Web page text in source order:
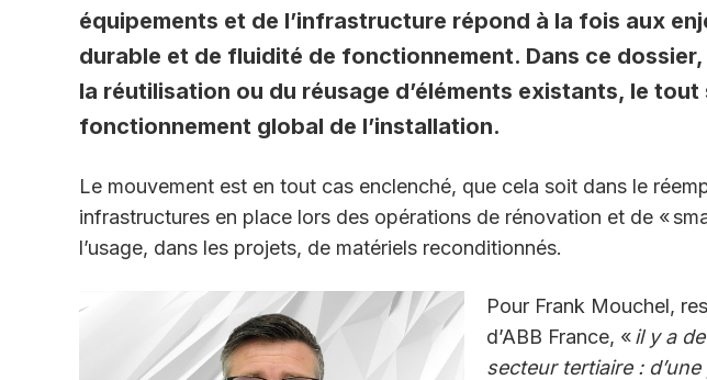
équipements et de l’infrastructure répond à la fois aux
durable et de fluidité de fonctionnement. Dans ce
la réutilisation ou du réusage d’éléments existants, le
fonctionnement global de l’installation.
Le mouvement est en tout cas enclenché, que cela soit dans le
infrastructures en place lors des opérations de rénovation et de «
l’usage, dans les projets, de matériels reconditionnés.
Pour Frank Mouchel,
d’ABB France, «il y a
secteur tertiaire :